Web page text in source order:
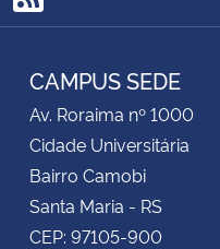
RSS
CAMPUS SEDE
Av. Roraima nº 1000
Cidade Universitária
Bairro Camobi
Santa Maria - RS
CEP: 97105-900